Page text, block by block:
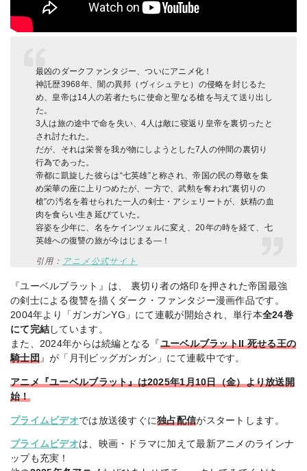
最凶のダークファンタジー、ついにアニメ化！​
神託歴3968年、闇の異邦（ヴィシュテヒ）の侵略を封じるた
め、皇帝は14人の若者たちに使命と聖なる槍を与えて送り出し
た。​
3人は旅の途中で命を失い、4人は敵に寝返り皇帝を裏切ったと
され討たれた。
だが、それは栄誉を我が物にしようとした7人の仲間の裏切り
行為であった。​
帝都に凱旋した彼らは“七英雄”と称され、帝国の民の尊敬を集
め栄華の座に上りつめたが、一方で、武勲を奪われ“裏切りの
槍”の汚名を着せられた一人の剣士・アシェリートが、妖精の血
肉を食らい生き延びていた。​
容姿を少年に、名をケインツェルに変え、20年の時を経て、七
英雄への復讐の旅が今はじまる—！​
引用： アニメ公式サイト
『ユーベルブラット』は、 裏切り者の烙印を押された帝国最強
の剣士による復讐を描くダーク・ファンタジー漫画作品です。
2004年より「ガンガンYG」にて連載が開始され、単行本全24巻
にて完結 しています。
また、2024年からは続編となる『 ユーベルブラットII 死せる王の
騎士団』が「月刊ビッグガンガン」にて連載中です。
アニメ『ユーベルブラット』は2025年1月10日（金）より放送開
始！
プライムビデオでは放送後すぐに独占配信がスタートします。
プライムビデオは、映画・ドラマに加えて最新アニメのラインナ
ップも充実！